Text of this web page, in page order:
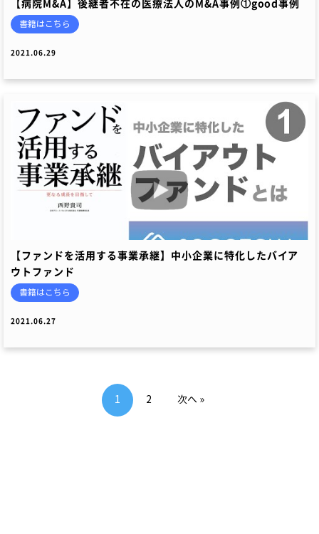
【病院M&A】後継者不在の医療法人のM&A事例①good事例
書籍はこちら
2021.06.29
【ファンドを活用する事業承継】中小企業に特化したバイア
ウトファンド
書籍はこちら
2021.06.27
1 2 次へ »